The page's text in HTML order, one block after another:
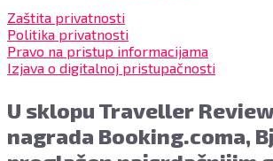
Zaštita privatnosti
Politika privatnosti
Pravo na pristup informacijama
Izjava o digitalnoj pristupačnosti
U sklopu Traveller
nagrada Booking.coma,